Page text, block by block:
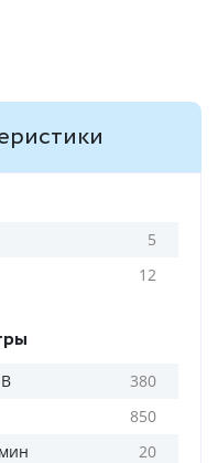
5
12
380
850
20